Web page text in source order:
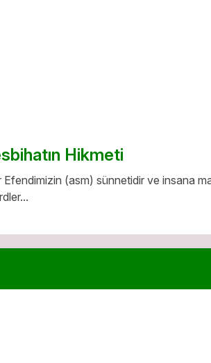
Hikmeti
(asm) sünnetidir ve insana